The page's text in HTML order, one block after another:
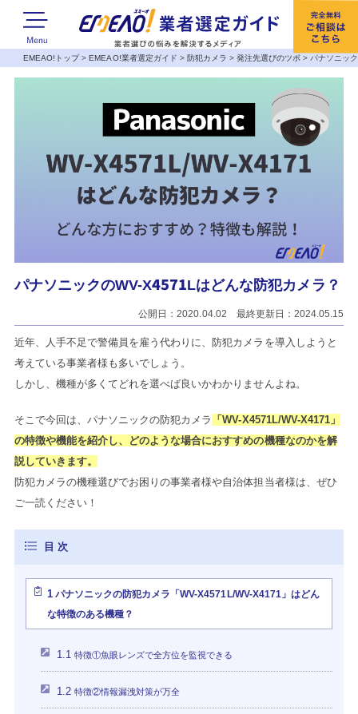
EMEAO!トップ>EMEAO!業者選定ガイド > 防犯カメラ >発注先選びのツボ > パナソニッ
パナソニックのWV-X4571Lはどんな防犯カメラ？
公開日：2020.04.02 最終更新日：2024.05.15
近年、人手不足で警備員を雇う代わりに、防犯カメラを導入しようと
考えている事業者様も多いでしょう。
しかし、機種が多くてどれを選べば良いかわかりませんよね。
そこで今回は、パナソニックの防犯カメラ 「WV-X4571L/WV-X4171」
の特徴や機能を紹介し、どのような場合におすすめの機種なのかを解
説していきます。
防犯カメラの機種選びでお困りの事業者様や自治体担当者様は、ぜひ
ご一読ください！
1パナソニックの防犯カメラ「WV-X4571L/WV-X4171」はどん
な特徴のある機種？
1.1 特徴①魚眼レンズで全方位を監視できる
1.2 特徴②情報漏洩対策が万全